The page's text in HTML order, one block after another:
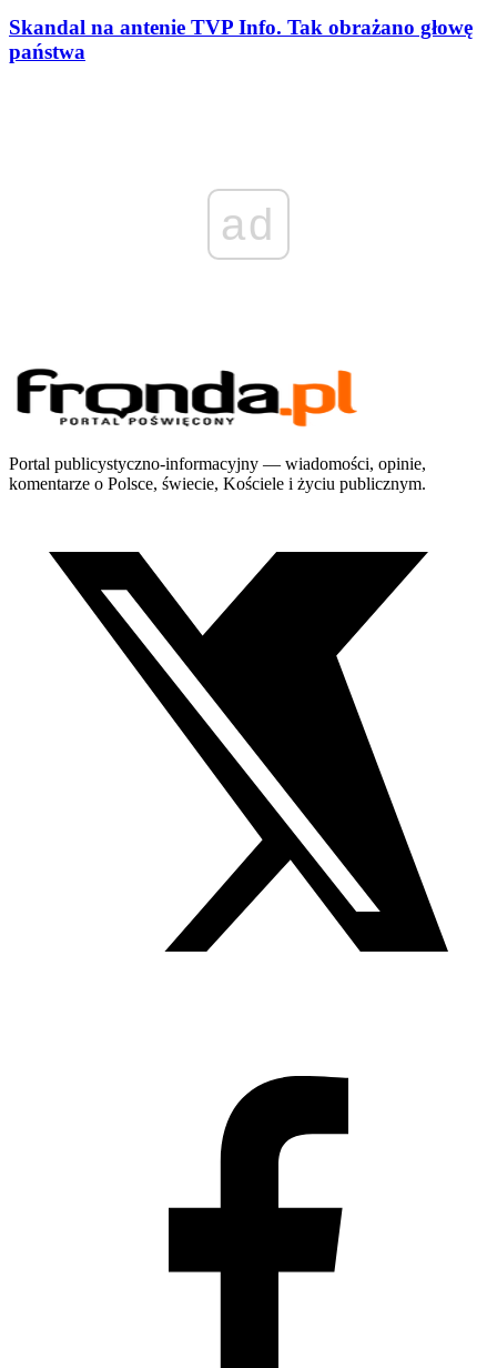
Skandal na antenie TVP Info. Tak obrażano głowę
państwa
ad
Portal publicystyczno-informacyjny — wiadomości, opinie,
komentarze o Polsce, świecie, Kościele i życiu publicznym.